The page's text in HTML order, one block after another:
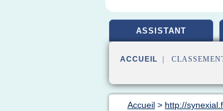
ASSISTANT
ACCUEIL |
Accueil > http://